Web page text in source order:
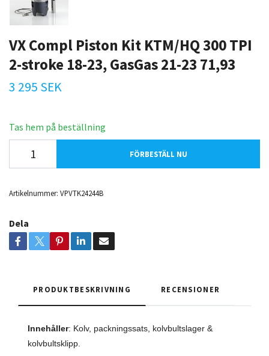
VX Compl Piston Kit KTM/HQ 300 TPI
2-stroke 18-23, GasGas 21-23 71,93
3 295 SEK
Tas hem på beställning
FÖRBESTÄLL NU
Artikelnummer: VPVTK24244B
Dela
PRODUKTBESKRIVNING RECENSIONER
Innehåller: Kolv, packningssats, kolvbultslager &
kolvbultsklipp.